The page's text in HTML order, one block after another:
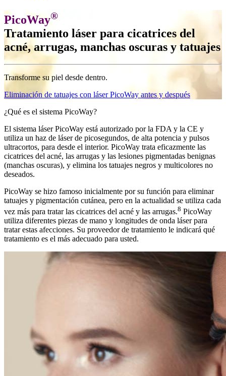
PicoWay®
Tratamiento láser para cicatrices del
acné, arrugas, manchas oscuras y tatuajes
Transforme su piel desde dentro.
Eliminación de tatuajes con láser PicoWay antes y después
¿Qué es el sistema PicoWay?
El sistema láser PicoWay está autorizado por la FDA y la CE y
utiliza un haz de láser de picosegundos, de alta potencia y pulsos
ultracortos, para desde el interior. PicoWay trata eficazmente las
cicatrices del acné, las arrugas y las lesiones pigmentadas benignas
(manchas oscuras), y elimina los tatuajes negros y multicolores no
deseados.
PicoWay se hizo famoso inicialmente por su función para eliminar
tatuajes y pigmentación cutánea, pero en la actualidad se utiliza cada
vez más para tratar las cicatrices del acné y las arrugas.8 PicoWay
utiliza diferentes piezas de mano y longitudes de onda láser para
tratar estas afecciones. Su proveedor de tratamiento le indicará qué
tratamiento es el más adecuado para usted.